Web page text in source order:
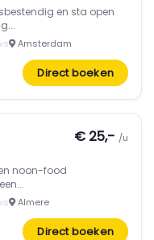
en sta open
Amsterdam
Direct boeken
€ 25,- /u
noon-food
Almere
Direct boeken